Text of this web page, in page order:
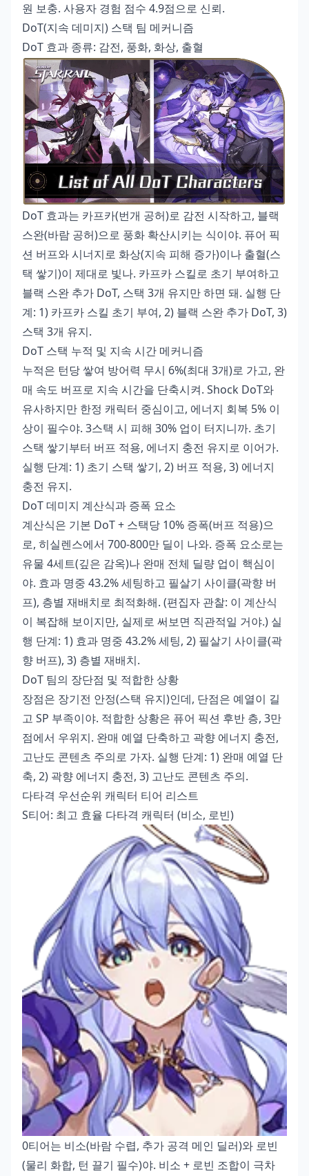
원 보충. 사용자 경험 점수 4.9점으로 신뢰.
DoT(지속 데미지) 스택 팀 메커니즘
DoT 효과 종류: 감전, 풍화, 화상, 출혈
DoT 효과는 카프카(번개 공허)로 감전 시작하고, 블랙
스완(바람 공허)으로 풍화 확산시키는 식이야. 퓨어 픽
션 버프와 시너지로 화상(지속 피해 증가)이나 출혈(스
택 쌓기)이 제대로 빛나. 카프카 스킬로 초기 부여하고
블랙 스완 추가 DoT, 스택 3개 유지만 하면 돼. 실행 단
계: 1) 카프카 스킬 초기 부여, 2) 블랙 스완 추가 DoT, 3)
스택 3개 유지.
DoT 스택 누적 및 지속 시간 메커니즘
누적은 턴당 쌓여 방어력 무시 6%(최대 3개)로 가고, 완
매 속도 버프로 지속 시간을 단축시켜. Shock DoT와
유사하지만 한정 캐릭터 중심이고, 에너지 회복 5% 이
상이 필수야. 3스택 시 피해 30% 업이 터지니까. 초기
스택 쌓기부터 버프 적용, 에너지 충전 유지로 이어가.
실행 단계: 1) 초기 스택 쌓기, 2) 버프 적용, 3) 에너지
충전 유지.
DoT 데미지 계산식과 증폭 요소
계산식은 기본 DoT + 스택당 10% 증폭(버프 적용)으
로, 히실렌스에서 700-800만 딜이 나와. 증폭 요소로는
유물 4세트(깊은 감옥)나 완매 전체 딜량 업이 핵심이
야. 효과 명중 43.2% 세팅하고 필살기 사이클(곽향 버
프), 층별 재배치로 최적화해. (편집자 관찰: 이 계산식
이 복잡해 보이지만, 실제로 써보면 직관적일 거야.) 실
행 단계: 1) 효과 명중 43.2% 세팅, 2) 필살기 사이클(곽
향 버프), 3) 층별 재배치.
DoT 팀의 장단점 및 적합한 상황
장점은 장기전 안정(스택 유지)인데, 단점은 예열이 길
고 SP 부족이야. 적합한 상황은 퓨어 픽션 후반 층, 3만
점에서 우위지. 완매 예열 단축하고 곽향 에너지 충전,
고난도 콘텐츠 주의로 가자. 실행 단계: 1) 완매 예열 단
축, 2) 곽향 에너지 충전, 3) 고난도 콘텐츠 주의.
다타격 우선순위 캐릭터 티어 리스트
S티어: 최고 효율 다타격 캐릭터 (비소, 로빈)
0티어는 비소(바람 수렵, 추가 공격 메인 딜러)와 로빈
(물리 화합, 턴 끌기 필수)야. 비소 + 로빈 조합이 극차